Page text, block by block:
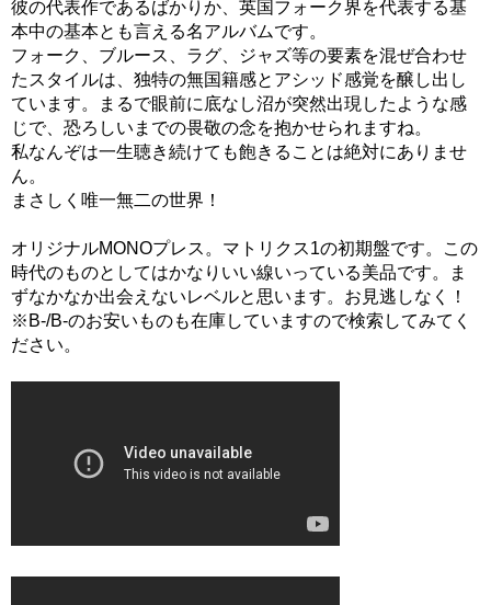
彼の代表作であるばかりか、英国フォーク界を代表する基
本中の基本とも言える名アルバムです。
フォーク、ブルース、ラグ、ジャズ等の要素を混ぜ合わせ
たスタイルは、独特の無国籍感とアシッド感覚を醸し出し
ています。まるで眼前に底なし沼が突然出現したような感
じで、恐ろしいまでの畏敬の念を抱かせられますね。
私なんぞは一生聴き続けても飽きることは絶対にありませ
ん。
まさしく唯一無二の世界！
オリジナルMONOプレス。マトリクス1の初期盤です。この
時代のものとしてはかなりいい線いっている美品です。ま
ずなかなか出会えないレベルと思います。お見逃しなく！
※B-/B-のお安いものも在庫していますので検索してみてく
ださい。